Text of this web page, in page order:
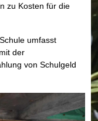
zu Kosten für die
umfasst
der
von Schulgeld